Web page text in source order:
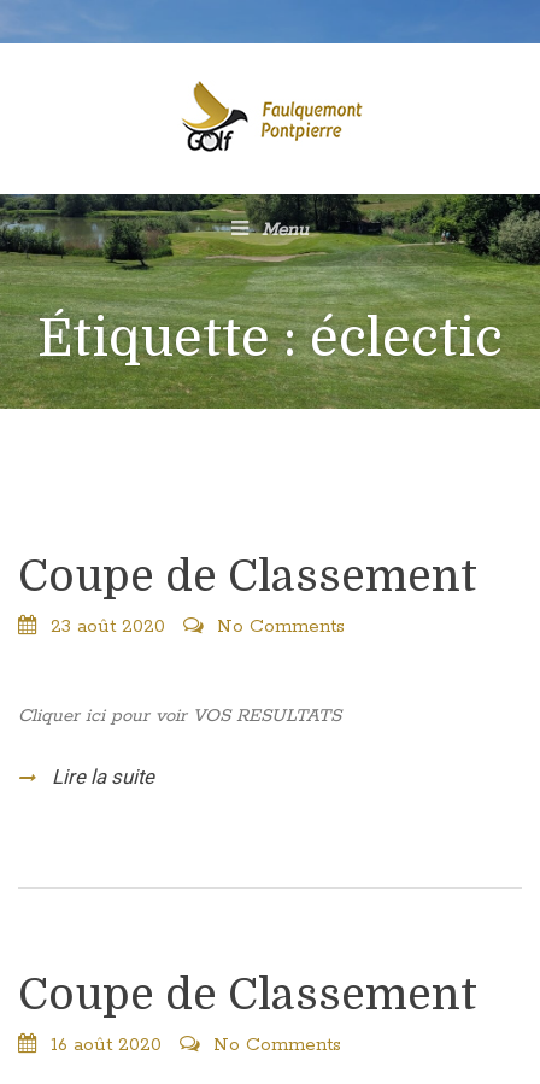
Menu
Étiquette :éclectic
Coupe de Classement
23 août 2020 No Comments
Cliquer ici pour voir VOS RESULTATS
Lire la suite
Coupe de Classement
16 août 2020 No Comments